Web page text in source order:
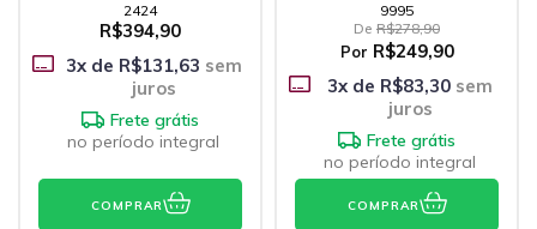
2424
R$394,90
3x de R$131,63 sem
juros
Frete grátis
no período integral
COMPRAR
9995
De R$278,90
Por R$249,90
3x de R$83,30 sem
juros
Frete grátis
no período integral
COMPRAR